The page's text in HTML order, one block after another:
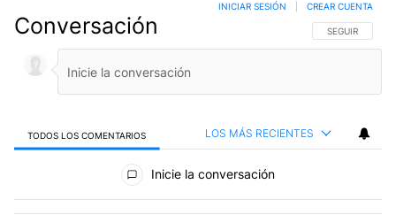
Conversación SIGA ESTA
SEGUIR
INICIAR SESIÓN CREAR CUENTA
TODOS LOS COMENTARIOS LOS MÁS RECIENTES
Todos los comentarios
Inicie la conversación